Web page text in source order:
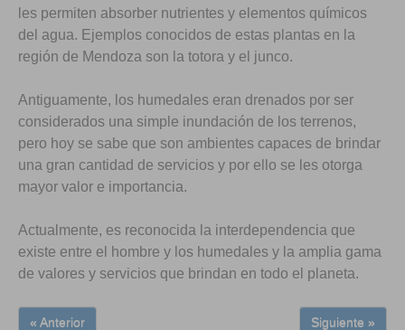
les permiten absorber nutrientes y elementos químicos
del agua. Ejemplos conocidos de estas plantas en la
región de Mendoza son la totora y el junco.
Antiguamente, los humedales eran drenados por ser
considerados una simple inundación de los terrenos,
pero hoy se sabe que son ambientes capaces de brindar
una gran cantidad de servicios y por ello se les otorga
mayor valor e importancia.
Actualmente, es reconocida la interdependencia que
existe entre el hombre y los humedales y la amplia gama
de valores y servicios que brindan en todo el planeta.
« Anterior Siguiente »